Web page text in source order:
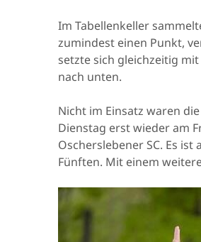
Im Tabellenkeller
zumindest einen Punkt,
setzte sich gleichzeitig
nach unten.
Nicht im Einsatz waren
Dienstag erst wieder am
Oscherslebener SC. Es
Fünften. Mit einem